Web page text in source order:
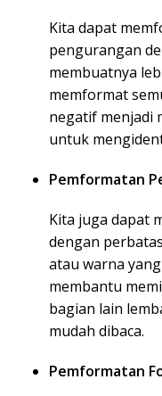
Kita dapat
pengurangan
membuatnya
memformat
negatif menjadi
untuk
Pemformatan
Kita juga dapat
dengan
atau warna
membantu
bagian lain
mudah dibaca.
Pemformatan